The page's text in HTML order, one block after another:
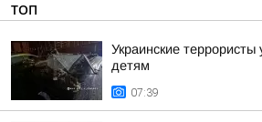
ТОП
Украинские
детям
07:39